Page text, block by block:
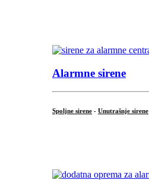
Alarmne sirene
Spoljne sirene - Unutrašnje sirene